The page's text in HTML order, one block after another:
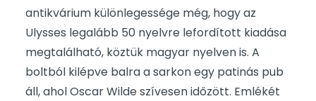
antikvárium különlegessége még, hogy az
Ulysses legalább 50 nyelvre lefordított kiadása
megtalálható, köztük magyar nyelven is. A
boltból kilépve balra a sarkon egy patinás pub
áll, ahol Oscar Wilde szívesen időzött. Emlékét